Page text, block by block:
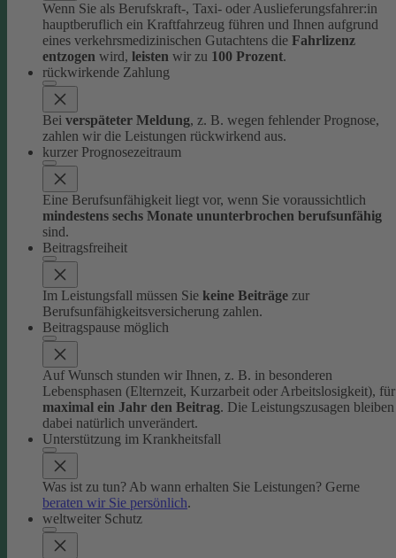
Wenn Sie als Berufskraft-, Taxi- oder Auslieferungsfahrer:in
hauptberuflich ein Kraftfahrzeug führen und Ihnen aufgrund
eines verkehrsmedizinischen Gutachtens die Fahrlizenz
entzogen wird, leisten wir zu 100 Prozent.
rückwirkende Zahlung
Bei verspäteter Meldung, z. B. wegen fehlender Prognose,
zahlen wir die Leistungen rückwirkend aus.
kurzer Prognosezeitraum
Eine Berufsunfähigkeit liegt vor, wenn Sie voraussichtlich
mindestens sechs Monate ununterbrochen berufsunfähig
sind.
Beitragsfreiheit
Im Leistungsfall müssen Sie keine Beiträge zur
Berufsunfähigkeitsversicherung zahlen.
Beitragspause möglich
Auf Wunsch stunden wir Ihnen, z. B. in besonderen
Lebensphasen (Elternzeit, Kurzarbeit oder Arbeitslosigkeit), für
maximal ein Jahr den Beitrag. Die Leistungszusagen bleiben
dabei natürlich unverändert.
Unterstützung im Krankheitsfall
Was ist zu tun? Ab wann erhalten Sie Leistungen? Gerne
beraten wir Sie persönlich.
weltweiter Schutz